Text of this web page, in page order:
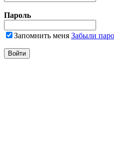
Пароль
Запомнить меня Забыли